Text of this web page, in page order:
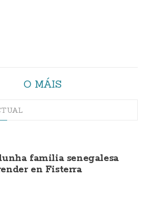
O MÁIS
familia senegalesa
en Fisterra